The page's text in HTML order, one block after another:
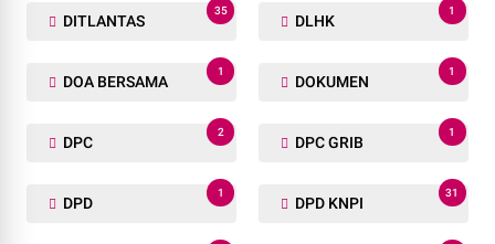
DITLANTAS
35
DLHK
1
DOA BERSAMA
1
DOKUMEN
1
DPC
2
DPC GRIB
1
DPD
1
DPD KNPI
31